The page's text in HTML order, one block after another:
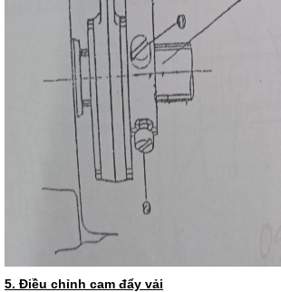
5. Điều chỉnh cam đẩy vải